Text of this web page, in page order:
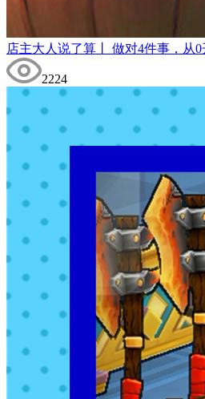
店主大人说了算丨 做对4件事，从
2224